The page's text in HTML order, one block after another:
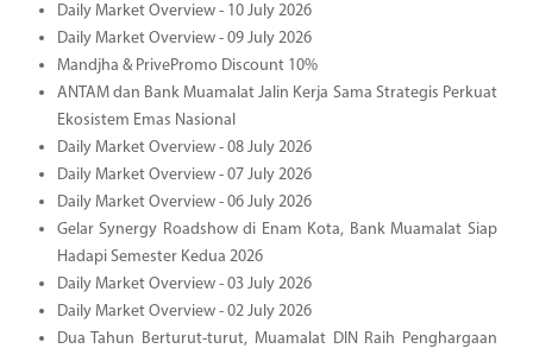
Daily Market Overview - 10 July 2026
Daily Market Overview - 09 July 2026
Mandjha & PrivePromo Discount 10%
ANTAM dan Bank Muamalat Jalin Kerja Sama Strategis Perkuat
Ekosistem Emas Nasional
Daily Market Overview - 08 July 2026
Daily Market Overview - 07 July 2026
Daily Market Overview - 06 July 2026
Gelar Synergy Roadshow di Enam Kota, Bank Muamalat Siap
Hadapi Semester Kedua 2026
Daily Market Overview - 03 July 2026
Daily Market Overview - 02 July 2026
Dua Tahun Berturut-turut, Muamalat DIN Raih Penghargaan